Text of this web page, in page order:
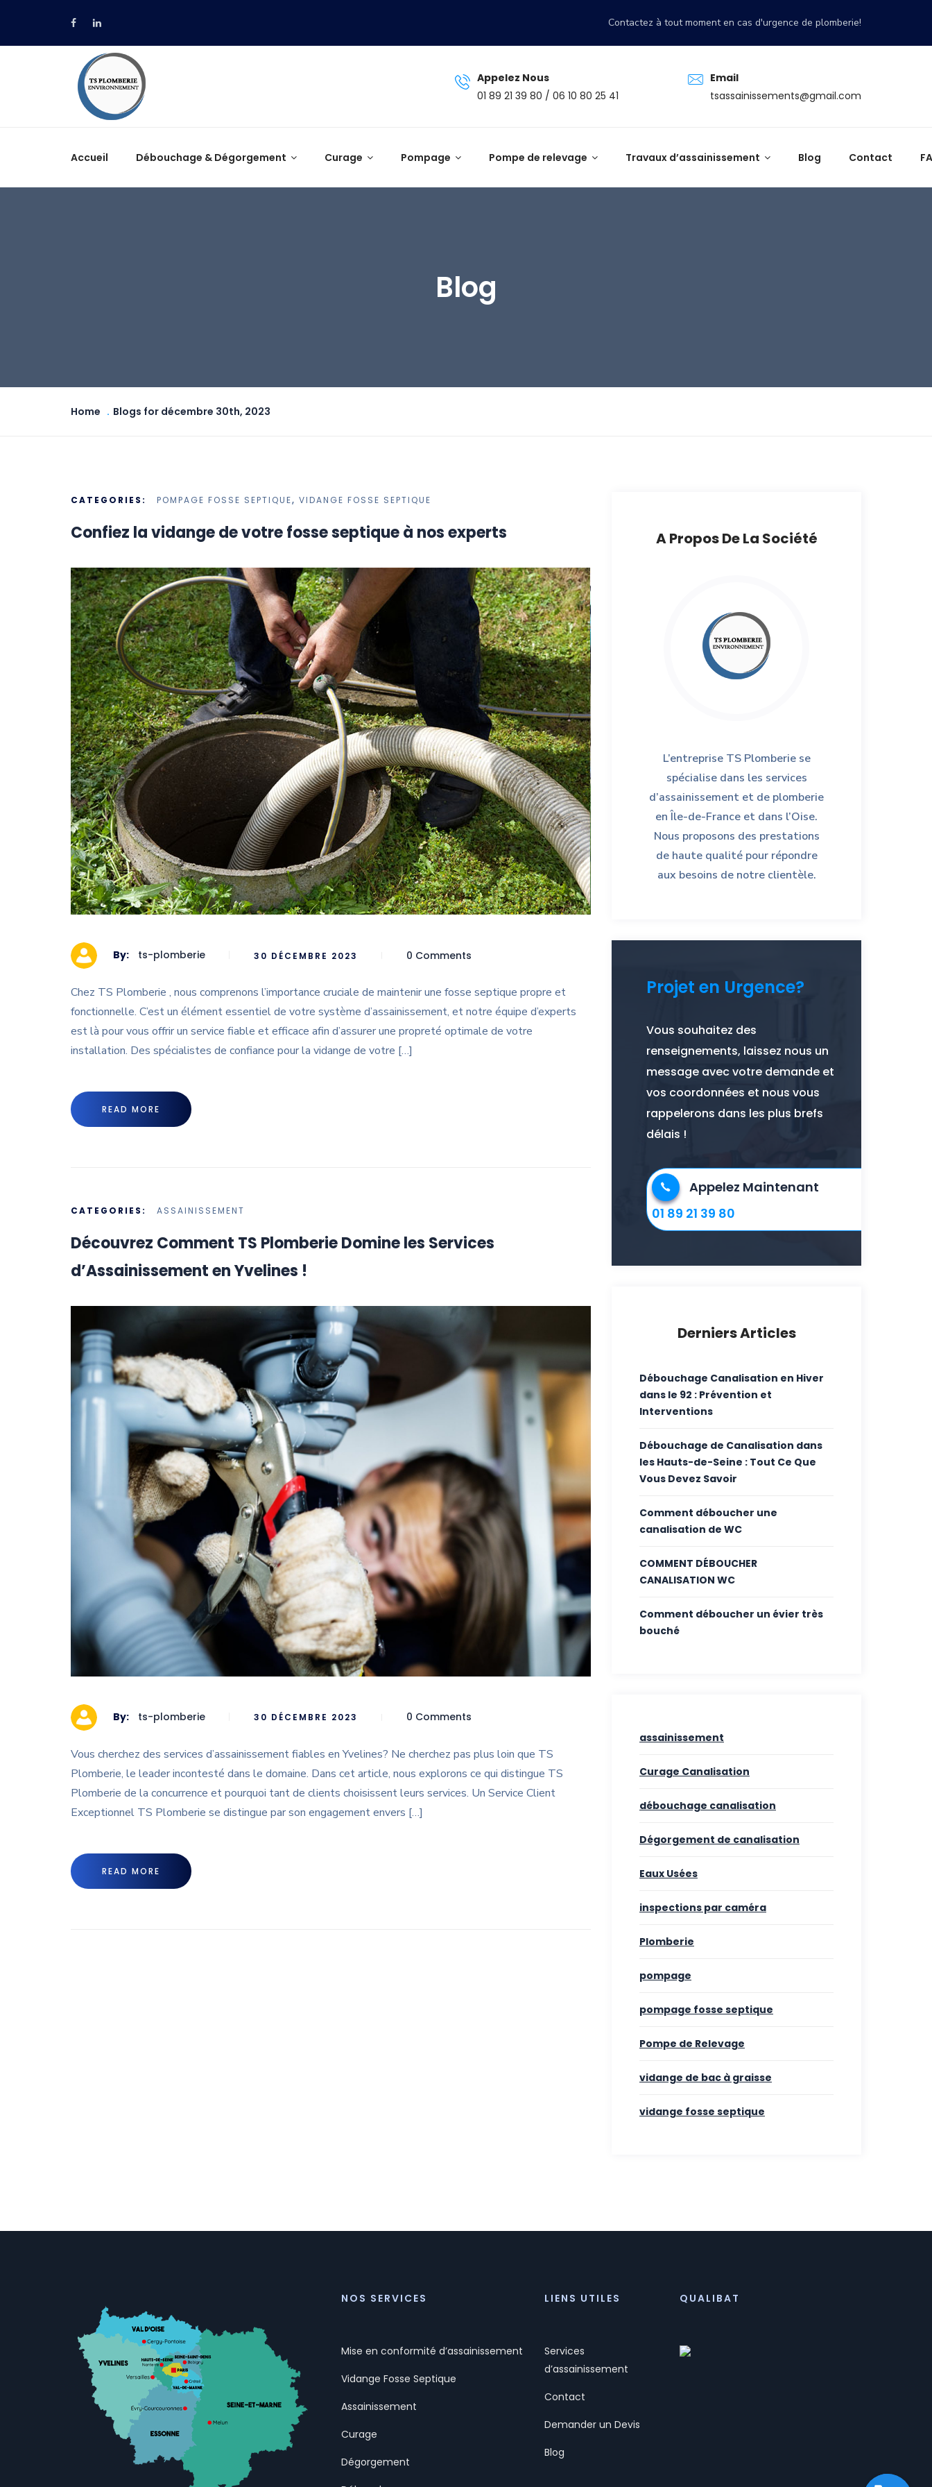
Contactez à tout moment en cas d'urgence de plomberie!
Appelez Nous
01 89 21 39 80 / 06 10 80 25 41
Email
tsassainissements@gmail.com
Accueil Débouchage & Dégorgement Curage Pompage Pompe de relevage Travaux d’assainissement Blog Contact
Blog
Home Blogs for décembre 30th, 2023
CATEGORIES: POMPAGE FOSSE SEPTIQUE, VIDANGE FOSSE SEPTIQUE
Confiez la vidange de votre fosse septique à nos experts
By: ts-plomberie 30 DÉCEMBRE 2023 0 Comments
Chez TS Plomberie , nous comprenons l’importance cruciale de maintenir une fosse septique propre et
fonctionnelle. C’est un élément essentiel de votre système d’assainissement, et notre équipe d’experts
est là pour vous offrir un service fiable et efficace afin d’assurer une propreté optimale de votre
installation. Des spécialistes de confiance pour la vidange de votre […]
READ MORE
CATEGORIES: ASSAINISSEMENT
Découvrez Comment TS Plomberie Domine les Services
d’Assainissement en Yvelines !
By: ts-plomberie 30 DÉCEMBRE 2023 0 Comments
Vous cherchez des services d’assainissement fiables en Yvelines? Ne cherchez pas plus loin que TS
Plomberie, le leader incontesté dans le domaine. Dans cet article, nous explorons ce qui distingue TS
Plomberie de la concurrence et pourquoi tant de clients choisissent leurs services. Un Service Client
Exceptionnel TS Plomberie se distingue par son engagement envers […]
READ MORE
A Propos De La Société
L’entreprise TS Plomberie se
spécialise dans les services
d’assainissement et de plomberie
en Île-de-France et dans l’Oise.
Nous proposons des prestations
de haute qualité pour répondre
aux besoins de notre clientèle.
Projet en Urgence?
Vous souhaitez des
renseignements, laissez nous un
message avec votre demande et
vos coordonnées et nous vous
rappelerons dans les plus brefs
délais !
Appelez Maintenant
01 89 21 39 80
Derniers Articles
Débouchage Canalisation en Hiver
dans le 92 : Prévention et
Interventions
Débouchage de Canalisation dans
les Hauts-de-Seine : Tout Ce Que
Vous Devez Savoir
Comment déboucher une
canalisation de WC
COMMENT DÉBOUCHER
CANALISATION WC
Comment déboucher un évier très
bouché
assainissement
Curage Canalisation
débouchage canalisation
Dégorgement de canalisation
Eaux Usées
inspections par caméra
Plomberie
pompage
pompage fosse septique
Pompe de Relevage
vidange de bac à graisse
vidange fosse septique
NOS SERVICES
Mise en conformité d’assainissement
Vidange Fosse Septique
Assainissement
Curage
Dégorgement
LIENS UTILES
Services
d’assainissement
Contact
Demander un Devis
Blog
QUALIBAT